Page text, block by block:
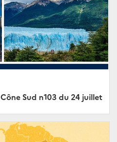
Sud n103 du 24 juillet